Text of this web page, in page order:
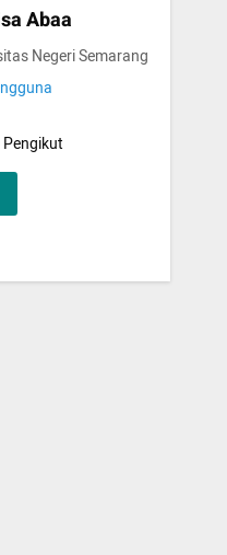
Abaa
Negeri Semarang
Pengikut